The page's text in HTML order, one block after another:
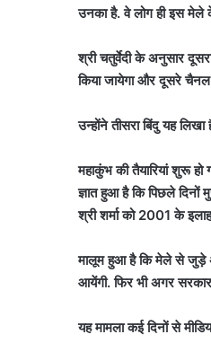
उनका है. वे लोग ही इस मेले
श्री चतुर्वेदी के अनुसार
किया जायेगा और दूसरे चैनल
उन्होंने तीसरा बिंदु यह
महाकुंभ की तैयारियां शुरू हो
ज्ञात हुआ है कि पिछले दिनों
श्री शर्मा को 2001 के
मालूम हुआ है कि मेले से जुड़े
आयेंगी. फिर भी अगर सरकार
यह मामला कई दिनों से